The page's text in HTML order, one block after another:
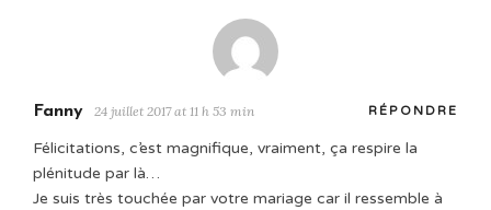
Fanny 24 juillet 2017 at 11 h 53 min RÉPONDRE
Félicitations, c’est magnifique, vraiment, ça respire la
plénitude par là…
Je suis très touchée par votre mariage car il ressemble à